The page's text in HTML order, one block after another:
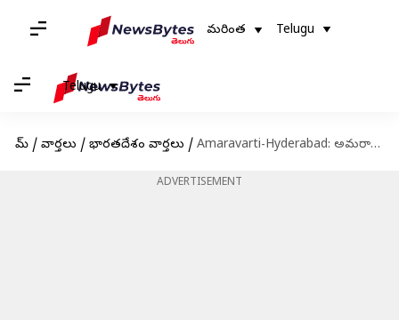
మరింత Telugu
Telugu
హోమ్ / వార్తలు / భారతదేశం వార్తలు / Amaravarti-Hyderabad: అమరావతి-హైదరాబాద్‌ గ్రీన్‌ఫీల్డ్‌ హైవేకి కేంద్రం గ్రీన్ సిగ్నల్
ADVERTISEMENT